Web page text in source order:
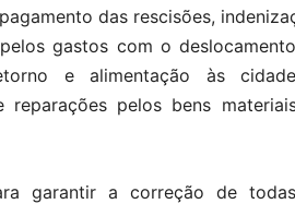
das rescisões,
gastos com o
e alimentação às
reparações pelos bens
garantir a correção de